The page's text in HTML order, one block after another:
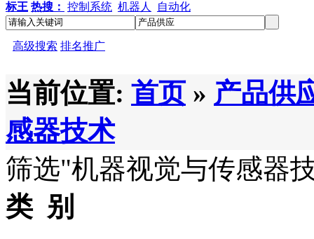
标王 热搜： 控制系统 机器人 自动化
高级搜索 排名推广
当前位置: 首页 » 产品供
感器技术
筛选"机器视觉与传感器
类 别